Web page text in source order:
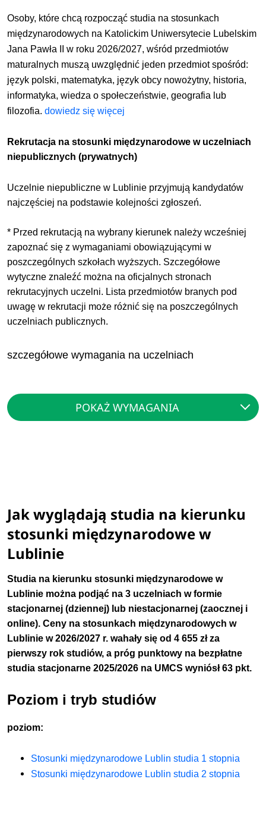
Osoby, które chcą rozpocząć studia na stosunkach
międzynarodowych na Katolickim Uniwersytecie Lubelskim
Jana Pawła II w roku 2026/2027, wśród przedmiotów
maturalnych muszą uwzględnić jeden przedmiot spośród:
język polski, matematyka, język obcy nowożytny, historia,
informatyka, wiedza o społeczeństwie, geografia lub
filozofia.dowiedz się więcej
Rekrutacja na stosunki międzynarodowe w uczelniach
niepublicznych (prywatnych)
Uczelnie niepubliczne w Lublinie przyjmują kandydatów
najczęściej na podstawie kolejności zgłoszeń.
* Przed rekrutacją na wybrany kierunek należy wcześniej
zapoznać się z wymaganiami obowiązującymi w
poszczególnych szkołach wyższych. Szczegółowe
wytyczne znaleźć można na oficjalnych stronach
rekrutacyjnych uczelni. Lista przedmiotów branych pod
uwagę w rekrutacji może różnić się na poszczególnych
uczelniach publicznych.
szczegółowe wymagania na uczelniach
POKAŻ WYMAGANIA
Jak wyglądają studia na kierunku
stosunki międzynarodowe w
Lublinie
Studia na kierunku stosunki międzynarodowe w
Lublinie można podjąć na 3 uczelniach w formie
stacjonarnej (dziennej) lub niestacjonarnej (zaocznej i
online). Ceny na stosunkach międzynarodowych w
Lublinie w 2026/2027 r. wahały się od 4 655 zł za
pierwszy rok studiów, a próg punktowy na bezpłatne
studia stacjonarne 2025/2026 na UMCS wyniósł 63 pkt.
Poziom i tryb studiów
poziom:
Stosunki międzynarodowe Lublin studia 1 stopnia
Stosunki międzynarodowe Lublin studia 2 stopnia